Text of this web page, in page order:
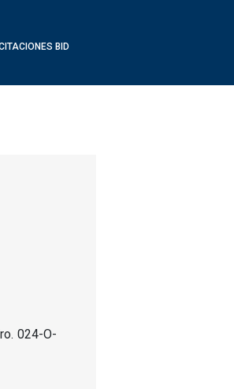
BID
024-O-